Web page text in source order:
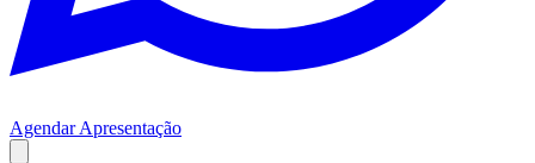
Agendar Apresentação